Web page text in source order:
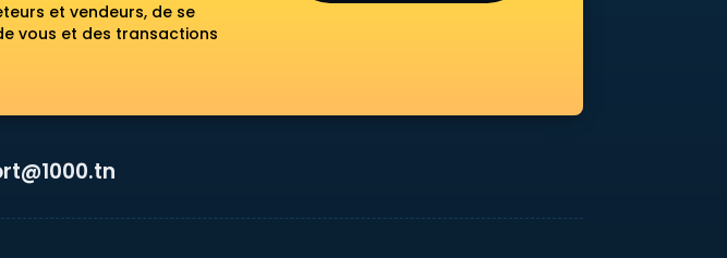
et vendeurs, de se
vous et des transactions